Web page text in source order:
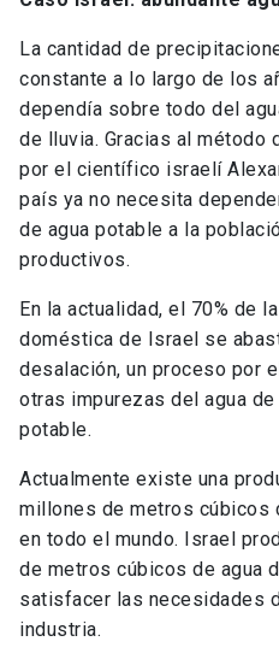
La cantidad de
constante a lo largo de los
dependía sobre todo del
de lluvia. Gracias al método
por el científico israelí
país ya no necesita
de agua potable a la
productivos.
En la actualidad, el 70% de
doméstica de Israel se
desalación, un proceso por
otras impurezas del agua
potable.
Actualmente existe una
millones de metros cúbicos
en todo el mundo. Israel
de metros cúbicos de agua
satisfacer las necesidades
industria.